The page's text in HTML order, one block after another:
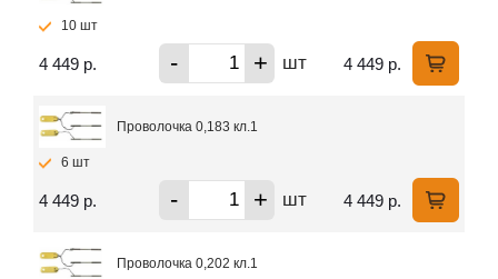
10 шт
4 449 р. - + шт 4 449 р.
Проволочка 0,183 кл.1
6 шт
4 449 р. - + шт 4 449 р.
Проволочка 0,202 кл.1